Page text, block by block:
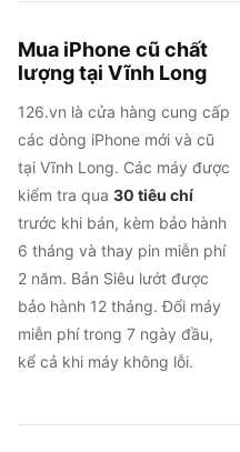
Mua iPhone cũ chất
lượng tại Vĩnh Long
126.vn là cửa hàng cung cấp
các dòng iPhone mới và cũ
tại Vĩnh Long. Các máy được
kiểm tra qua 30 tiêu chí
trước khi bán, kèm bảo hành
6 tháng và thay pin miễn phí
2 năm. Bản Siêu lướt được
bảo hành 12 tháng. Đổi máy
miễn phí trong 7 ngày đầu,
kể cả khi máy không lỗi.